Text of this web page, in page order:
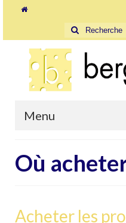
Rechercher
:
Menu
La Fromagerie
Où
Acheter les